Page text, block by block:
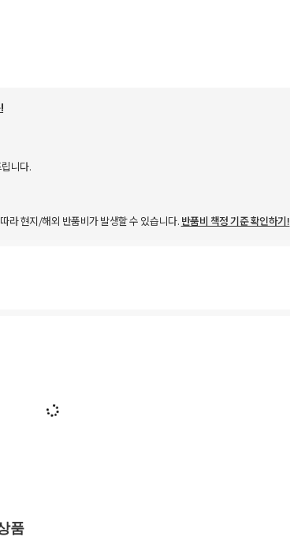
니다.
라 현지/해외 반품비가 발생할 수 있습니다. 반품비 책정 기준 확인하기!
품